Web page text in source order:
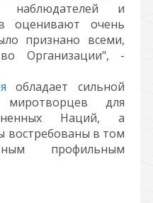
наблюдателей и
оценивают очень
признано всеми,
Организации", -
обладает сильной
для
Наций, а
востребованы в том
профильным